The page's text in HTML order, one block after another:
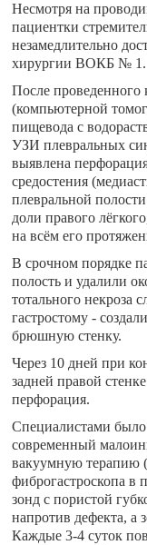
Несмотря на
пациентки
незамедлительно
хирургии ВОКБ № 1.
После проведенного
(компьютерной
пищевода с
УЗИ плевральных
выявлена
средостения
плевральной
доли правого
на всём его
В срочном порядке
полость и удалили
тотального некроза
гастростому -
брюшную стенку.
️Через 10 дней при
задней правой
перфорация.
Специалистами
современный
вакуумную терапию
фиброгастроскопа в
зонд с пористой
напротив дефекта, а
Каждые 3-4 суток